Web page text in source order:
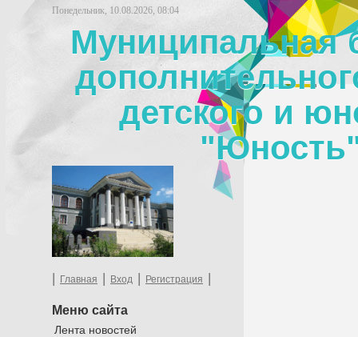
Понедельник, 10.08.2026, 08:04
Муниципальная
детского и
| Главная | Вход | Регистрация |
Меню сайта
Лента новостей